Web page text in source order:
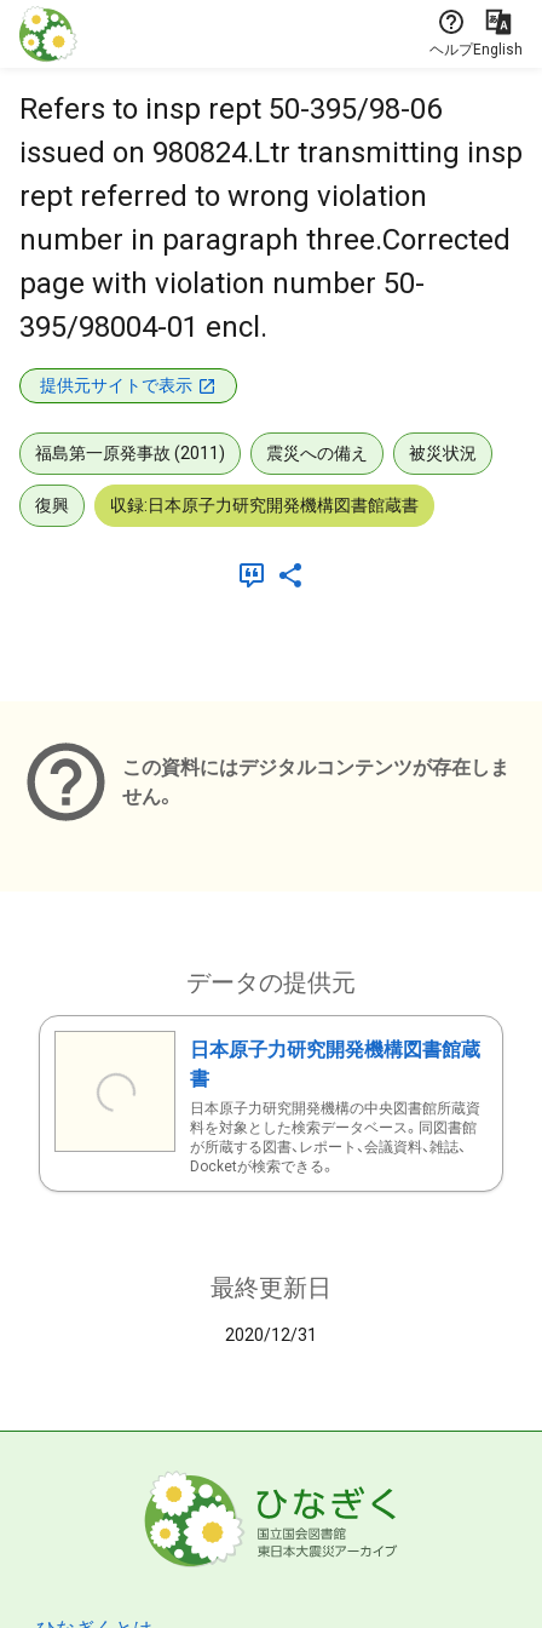
本文に飛ぶ
ヘルプEnglish
Refers to insp rept 50-395/98-06
issued on 980824.Ltr transmitting insp
rept referred to wrong violation
number in paragraph three.Corrected
page with violation number 50-
395/98004-01 encl.
提供元サイトで表示
福島第一原発事故 (2011) 震災への備え 被災状況
復興 収録:日本原子力研究開発機構図書館蔵書
この資料にはデジタルコンテンツが存在しま
せん。
データの提供元
日本原子力研究開発機構図書館蔵
書
日本原子力研究開発機構の中央図書館所蔵資
料を対象とした検索データベース。同図書館
が所蔵する図書、レポート、会議資料、雑誌、
Docketが検索できる。
最終更新日
2020/12/31